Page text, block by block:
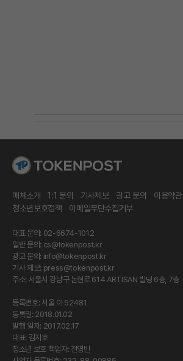
매체소개 1:1 문의 기사제보 광고 문의 이용약관
청소년보호정책
이메일무단수집거부
대표 문의: 02-6674-1012
일반 문의: cs@tokenpost.kr
광고 문의: info@tokenpost.kr
기사 제보: press@tokenpost.kr
주소: 서울시 강남구 논현로 614 ARTISAN 빌딩 6층, 7층
등록번호: 서울 아 52481
등록일: 2018.01.02
발행 일자: 2017.02.17
대표: 김지호
청소년 보호 책임자: 전영빈